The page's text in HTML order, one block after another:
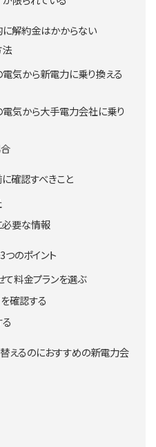
解約金はかからない
気から新電力に乗り換える
気から大手電力会社に乗り
確認すべきこと
要な情報
のポイント
料金プランを選ぶ
確認する
えるのにおすすめの新電力会